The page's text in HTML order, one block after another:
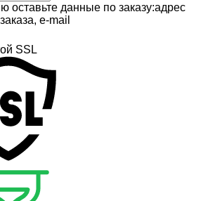
оставьте данные по заказу:адрес
e-mail
SSL